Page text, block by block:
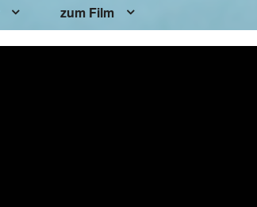
zum Film